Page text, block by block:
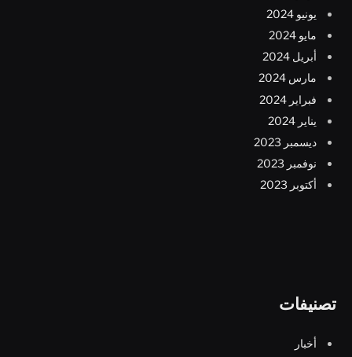
يونيو 2024
مايو 2024
أبريل 2024
مارس 2024
فبراير 2024
يناير 2024
ديسمبر 2023
نوفمبر 2023
أكتوبر 2023
تصنيفات
أخبار